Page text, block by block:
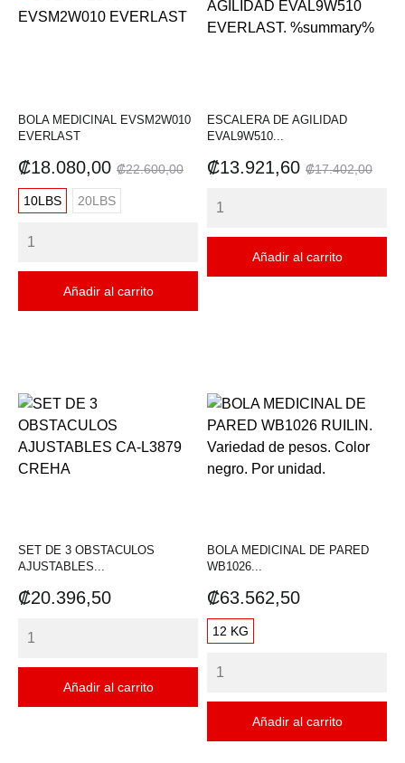
BOLA MEDICINAL EVSM2W010
EVERLAST
Precio
₡18.080,00 Precio
base
₡22.600,00
10LBS 20LBS
Añadir al carrito
ESCALERA DE AGILIDAD
EVAL9W510...
Precio
₡13.921,60 Precio
₡17.402,00
Añadir al carrito
SET DE 3 OBSTACULOS
AJUSTABLES...
Precio
₡20.396,50
Añadir al carrito
BOLA MEDICINAL DE PARED
WB1026...
Precio
₡63.562,50
12 KG
Añadir al carrito